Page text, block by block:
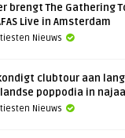
brengt The Gathering
Live in Amsterdam
Nieuws
clubtour aan
poppodia in
Nieuws